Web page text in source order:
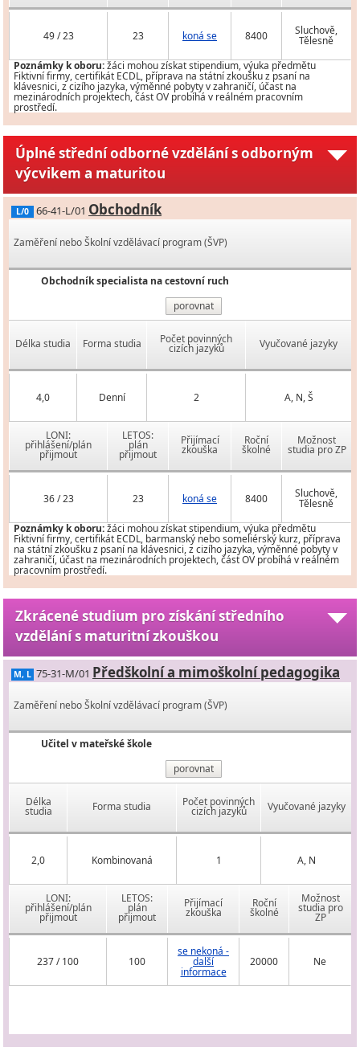
49 / 23 23 koná se 8400 Sluchově,
Tělesně
Poznámky k oboru:žáci mohou získat stipendium, výuka předmětu
Fiktivní firmy, certifikát ECDL, příprava na státní zkoušku z psaní na
klávesnici, z cizího jazyka, výměnné pobyty v zahraničí, účast na
mezinárodních projektech, část OV probíhá v reálném pracovním
prostředí.
Úplné střední odborné vzdělání s odborným
výcvikem a maturitou
L/0 66-41-L/01 Obchodník
Zaměření nebo Školní vzdělávací program (ŠVP)
Obchodník specialista na cestovní ruch
porovnat
Délka studia Forma studia Počet povinných
cizích jazyků Vyučované jazyky
4,0 Denní 2 A, N, Š
LONI:
přihlášení/plán
přijmout
LETOS:
plán
přijmout
Přijímací
zkouška
Roční
školné
Možnost
studia pro ZP
36 / 23 23 koná se 8400 Sluchově,
Tělesně
Poznámky k oboru:žáci mohou získat stipendium, výuka předmětu
Fiktivní firmy, certifikát ECDL, barmanský nebo someliérský kurz, příprava
na státní zkoušku z psaní na klávesnici, z cizího jazyka, výměnné pobyty v
zahraničí, účast na mezinárodních projektech, část OV probíhá v reálném
pracovním prostředí.
Zkrácené studium pro získání středního
vzdělání s maturitní zkouškou
M, L 75-31-M/01 Předškolní a mimoškolní pedagogika
Zaměření nebo Školní vzdělávací program (ŠVP)
Učitel v mateřské škole
porovnat
Délka
studia Forma studia Počet povinných
cizích jazyků Vyučované jazyky
2,0 Kombinovaná 1 A, N
LONI:
přihlášení/plán
přijmout
LETOS:
plán
přijmout
Přijímací
zkouška
Roční
školné
Možnost
studia pro
ZP
237 / 100 100
se nekoná -
další
informace
20000 Ne